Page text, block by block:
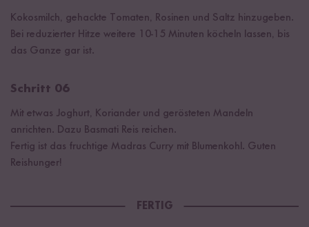
Kokosmilch, gehackte Tomaten, Rosinen und Saltz hinzugeben.
Bei reduzierter Hitze weitere 10-15 Minuten köcheln lassen, bis
das Ganze gar ist.
Schritt 06
Mit etwas Joghurt, Koriander und gerösteten Mandeln
anrichten. Dazu Basmati Reis reichen.
Fertig ist das fruchtige Madras Curry mit Blumenkohl. Guten
Reishunger!
FERTIG